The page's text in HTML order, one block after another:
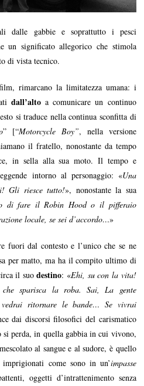
dalle gabbie e soprattutto i pesci
un significato allegorico che stimola
di vista tecnico.
rimarcano la limitatezza umana: i
dall’alto a comunicare un continuo
si traduce nella continua sconfitta di
” [“Motorcycle Boy”, nella versione
il fratello, nonostante da tempo
in sella alla sua moto. Il tempo e
intorno al personaggio: «Una
Gli riesce tutto!», nonostante la sua
di fare il Robin Hood o il pifferaio
locale, se sei d’accordo…»
fuori dal contesto e l’unico che se ne
per matto, ma ha il compito ultimo di
il suodestino: «Ehi, su con la vita!
che sparisca la roba. Sai, La gente
ritornare le bande… Se vivrai
dai discorsi filosofici del carismatico
perda, in quella gabbia in cui vivono,
al sangue e al sudore, è quello
come sono in un’impasse
oggetti d’intrattenimento senza